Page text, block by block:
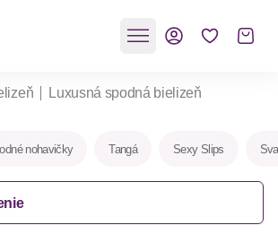
Luxusná spodná bielizeň
nohavičky Tangá Sexy Slips